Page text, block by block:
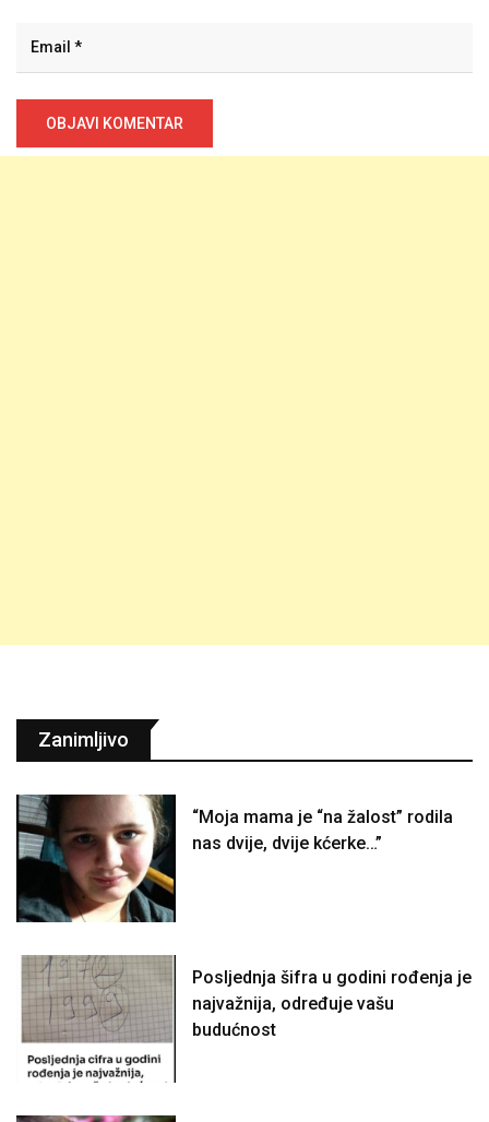
Zanimljivo
“Moja mama je “na žalost” rodila
nas dvije, dvije kćerke…”
Posljednja šifra u godini rođenja je
najvažnija, određuje vašu
budućnost